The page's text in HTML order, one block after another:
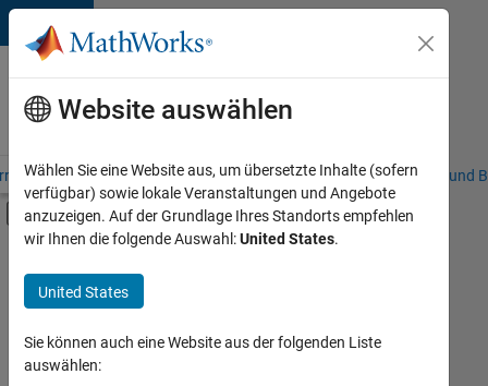
Weiter zum Inhalt
Karriere
bei
MathWorks
– Übersicht Stellensuche Niederlassungen Studierende und
Umschaltung für Off-Canvas-
Hauptinhalt
Commercial Sales
Marketing Services
Finance and Operations
+2
Website auswählen
Wählen Sie eine Website aus, um übersetzte Inhalte (sofern
verfügbar) sowie lokale Veranstaltungen und Angebote
anzuzeigen. Auf der Grundlage Ihres Standorts empfehlen
wir Ihnen die folgende Auswahl:United States.
United States
Sie können auch eine Website aus der folgenden Liste
auswählen: